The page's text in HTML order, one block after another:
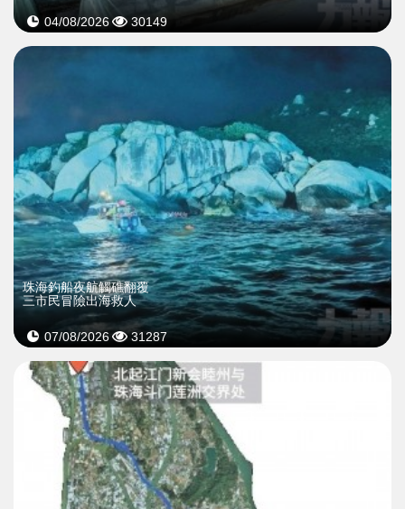
04/08/2026 30149
珠海釣船夜航觸礁翻覆
三市民冒險出海救人
07/08/2026 31287